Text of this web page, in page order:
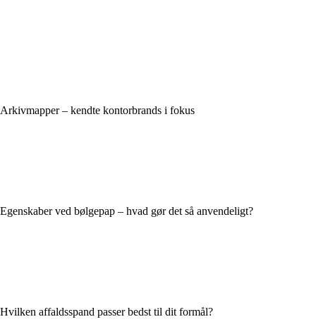
Arkivmapper – kendte kontorbrands i fokus
Egenskaber ved bølgepap – hvad gør det så anvendeligt?
Hvilken affaldsspand passer bedst til dit formål?